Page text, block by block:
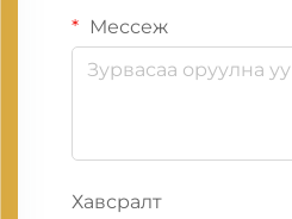
Мессеж
Хавсралт